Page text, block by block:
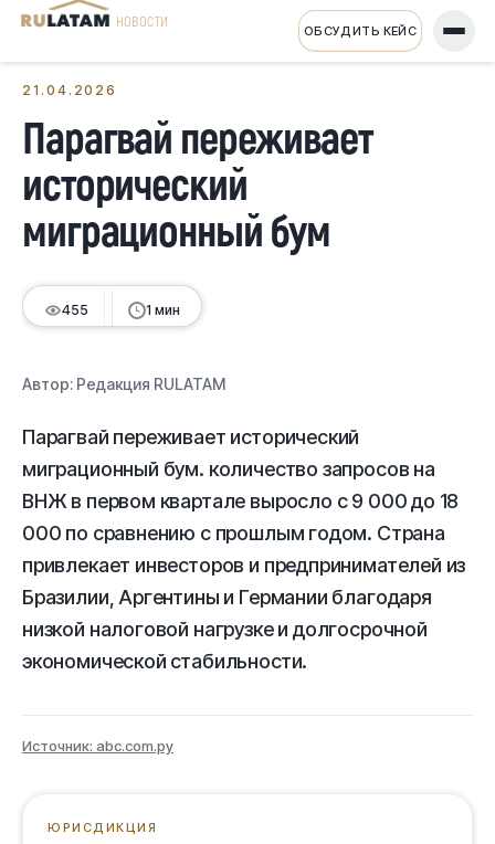
НОВОСТИ ОБСУДИТЬ КЕЙС
21.04.2026
Парагвай переживает
исторический
миграционный бум
455 1 мин
Автор: Редакция RULATAM
Парагвай переживает исторический
миграционный бум. количество запросов на
ВНЖ в первом квартале выросло с 9 000 до 18
000 по сравнению с прошлым годом. Страна
привлекает инвесторов и предпринимателей из
Бразилии, Аргентины и Германии благодаря
низкой налоговой нагрузке и долгосрочной
экономической стабильности.
Источник: abc.com.py
ЮРИСДИКЦИЯ